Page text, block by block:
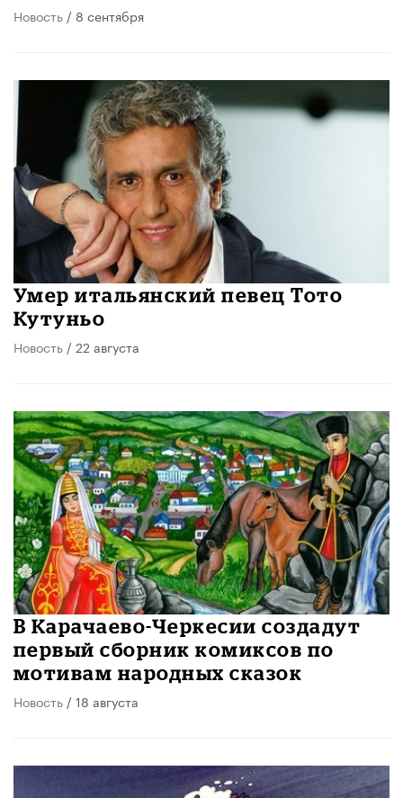
Новость / 8 сентября
Умер итальянский певец Тото
Кутуньо
Новость / 22 августа
В Карачаево-Черкесии создадут
первый сборник комиксов по
мотивам народных сказок
Новость / 18 августа